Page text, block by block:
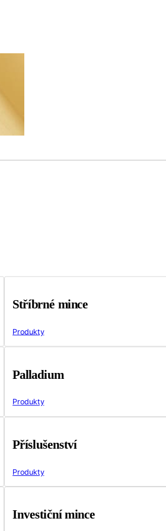
Stříbrné mince
Produkty
Palladium
Produkty
Příslušenství
Produkty
Investiční mince